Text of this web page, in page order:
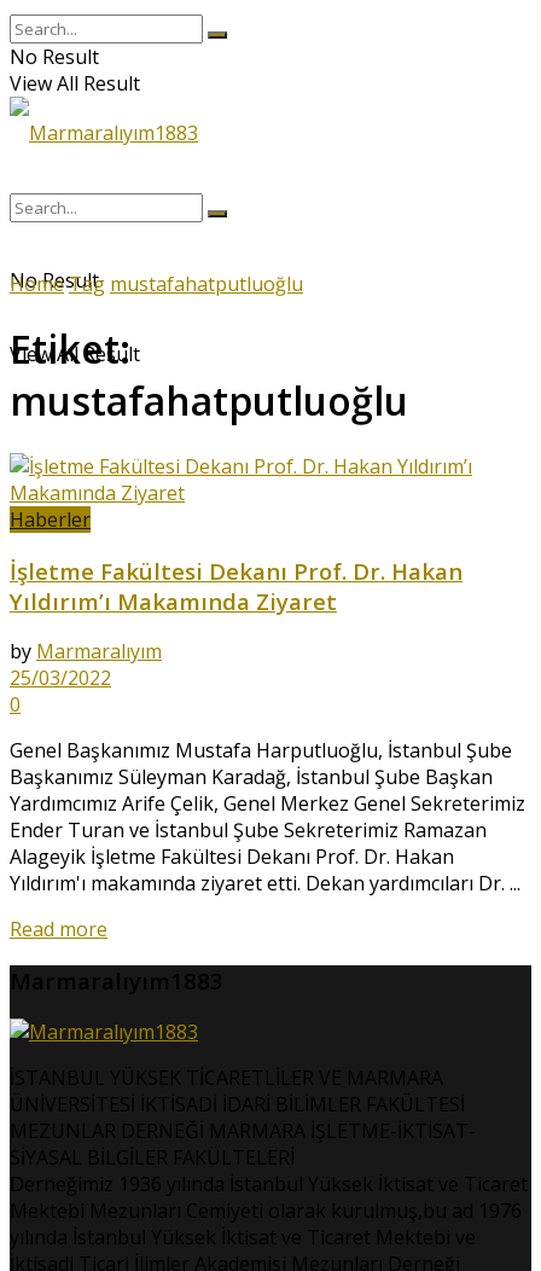
No Result
View All Result
No Result
View All Result
HomeTag mustafahatputluoğlu
Etiket:
mustafahatputluoğlu
Haberler
İşletme Fakültesi Dekanı Prof. Dr. Hakan
Yıldırım’ı Makamında Ziyaret
by Marmaralıyım
25/03/2022
0
Genel Başkanımız Mustafa Harputluoğlu, İstanbul Şube
Başkanımız Süleyman Karadağ, İstanbul Şube Başkan
Yardımcımız Arife Çelik, Genel Merkez Genel Sekreterimiz
Ender Turan ve İstanbul Şube Sekreterimiz Ramazan
Alageyik İşletme Fakültesi Dekanı Prof. Dr. Hakan
Yıldırım'ı makamında ziyaret etti. Dekan yardımcıları Dr. ...
Read more
Marmaralıyım1883
İSTANBUL YÜKSEK TİCARETLİLER VE MARMARA
ÜNİVERSİTESİ İKTİSADİ İDARİ BİLİMLER FAKÜLTESİ
MEZUNLAR DERNEĞİ MARMARA İŞLETME-İKTİSAT-
SİYASAL BİLGİLER FAKÜLTELERİ
Derneğimiz 1936 yılında İstanbul Yüksek İktisat ve Ticaret
Mektebi Mezunları Cemiyeti olarak kurulmuş,bu ad 1976
yılında İstanbul Yüksek İktisat ve Ticaret Mektebi ve
İktisadi Ticari İlimler Akademisi Mezunları Derneği